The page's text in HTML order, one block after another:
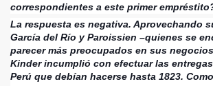
correspondientes a este primer
La respuesta es negativa. Aprovechando
García del Río y Paroissien –quienes se
parecer más preocupados en sus
Kinder incumplió con efectuar las
Perú que debían hacerse hasta 1823.